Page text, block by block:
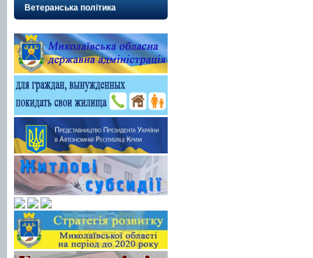
Ветеранська політика